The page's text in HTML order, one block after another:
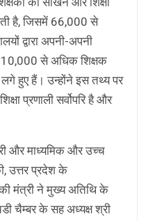
है, जिसमें 66,000 से
द्वारा अपनी-अपनी
से अधिक शिक्षक
हुए हैं। उन्होंने इस तथ्य पर
प्रणाली सर्वोपरि है और
और माध्यमिक और उच्च
उत्तर प्रदेश के
मंत्री ने मुख्य अतिथि के
चैम्बर के सह अध्यक्ष श्री